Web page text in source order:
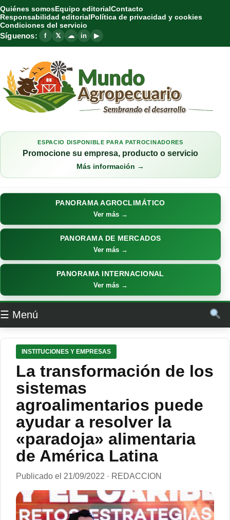
Quiénes somosEquipo editorialContacto
Responsabilidad editorialPolítica de privacidad y cookies
Condiciones del servicio
Síguenos: f 𝕏 ☁ in ▶
ESPACIO DISPONIBLE PARA PATROCINADORES
Promocione su empresa, producto o servicio
Más información →
PANORAMA AGROCLIMÁTICO
Ver más →
PANORAMA DE MERCADOS
Ver más →
PANORAMA INTERNACIONAL
Ver más →
☰ Menú
INSTITUCIONES Y EMPRESAS
La transformación de los
sistemas
agroalimentarios puede
ayudar a resolver la
«paradoja» alimentaria
de América Latina
Publicado el 21/09/2022 · REDACCION